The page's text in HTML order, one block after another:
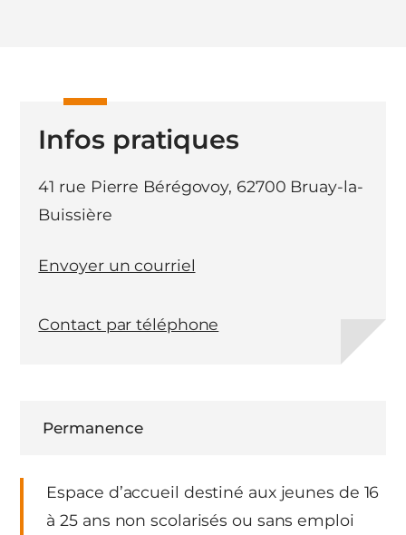
Espace d’accueil destiné aux jeunes de 16
à 25 ans non scolarisés ou sans emploi
Infos pratiques
41 rue Pierre Bérégovoy, 62700 Bruay-la-
Buissière
Envoyer un courriel
Contact par téléphone
Permanence